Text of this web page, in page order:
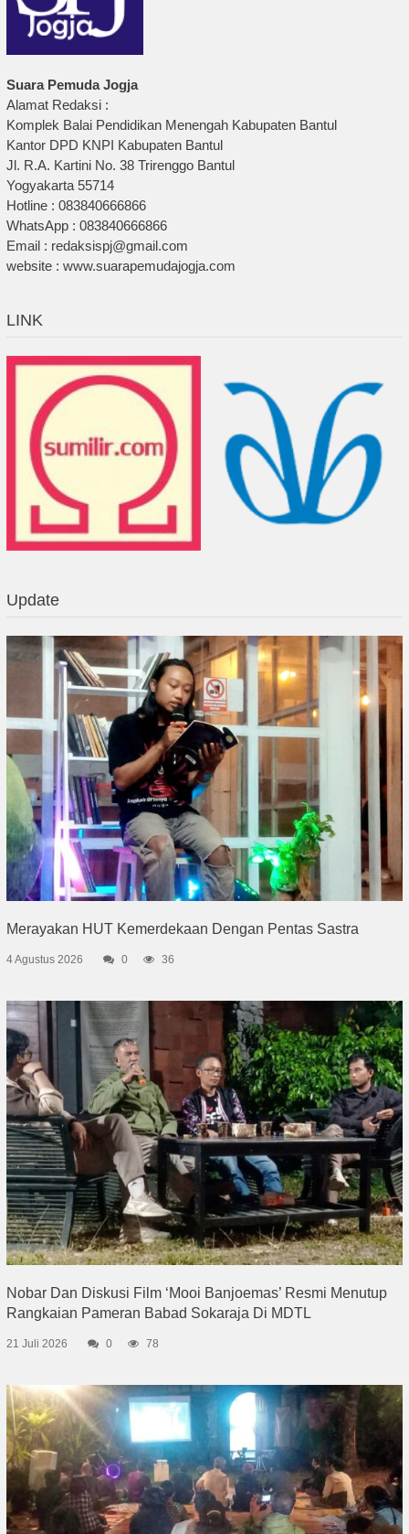
Suara Pemuda Jogja
Alamat Redaksi :
Komplek Balai Pendidikan Menengah Kabupaten Bantul
Kantor DPD KNPI Kabupaten Bantul
Jl. R.A. Kartini No. 38 Trirenggo Bantul
Yogyakarta 55714
Hotline : 083840666866
WhatsApp : 083840666866
Email : redaksispj@gmail.com
website : www.suarapemudajogja.com
LINK
Update
Merayakan HUT Kemerdekaan Dengan Pentas Sastra
4 Agustus 2026 0 36
Nobar Dan Diskusi Film ‘Mooi Banjoemas’ Resmi Menutup
Rangkaian Pameran Babad Sokaraja Di MDTL
21 Juli 2026 0 78